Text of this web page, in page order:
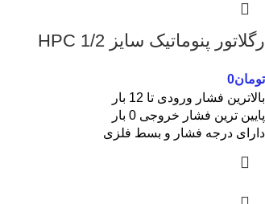
رگلاتور پنوماتیک سایز 1/2 HPC
تومان0
بالاترین فشار ورودی تا 12 بار
پایین ترین فشار خروجی 0 بار
دارای درجه فشار و بسط فلزی